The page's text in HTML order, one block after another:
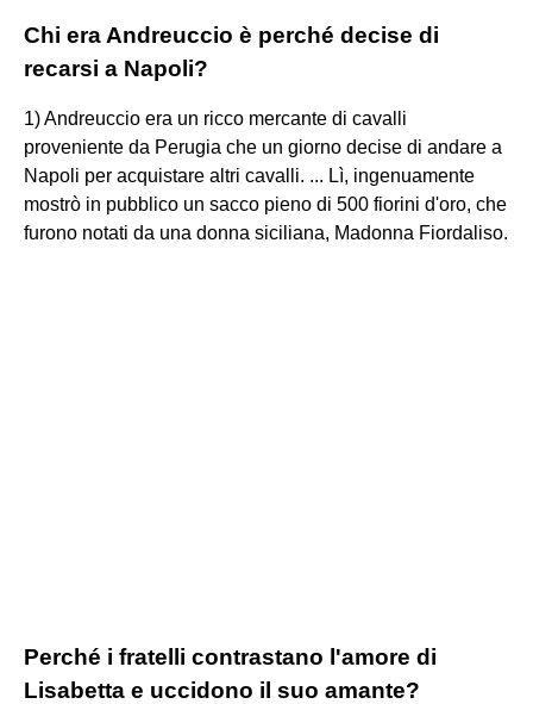
Chi era Andreuccio è perché decise di
recarsi a Napoli?
1) Andreuccio era un ricco mercante di cavalli
proveniente da Perugia che un giorno decise di andare a
Napoli per acquistare altri cavalli. ... Lì, ingenuamente
mostrò in pubblico un sacco pieno di 500 fiorini d'oro, che
furono notati da una donna siciliana, Madonna Fiordaliso.
Perché i fratelli contrastano l'amore di
Lisabetta e uccidono il suo amante?